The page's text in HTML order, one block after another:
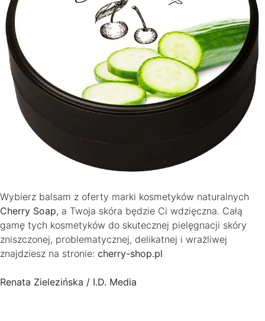
Wybierz balsam z oferty marki kosmetyków naturalnych
Cherry Soap, a Twoja skóra będzie Ci wdzięczna. Całą
gamę tych kosmetyków do skutecznej pielęgnacji skóry
zniszczonej, problematycznej, delikatnej i wrażliwej
znajdziesz na stronie: cherry-shop.pl
Renata Zielezińska / I.D. Media